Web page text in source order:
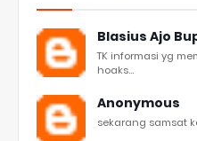
Blasius Ajo
TK informasi yg
hoaks...
Anonymous
sekarang samsat